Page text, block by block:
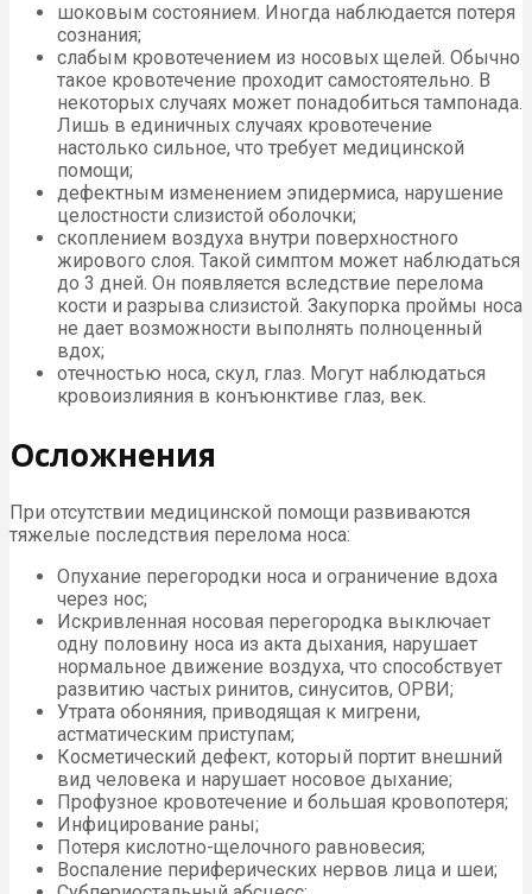
шоковым состоянием. Иногда наблюдается потеря
сознания;
слабым кровотечением из носовых щелей. Обычно
такое кровотечение проходит самостоятельно. В
некоторых случаях может понадобиться тампонада.
Лишь в единичных случаях кровотечение
настолько сильное, что требует медицинской
помощи;
дефектным изменением эпидермиса, нарушение
целостности слизистой оболочки;
скоплением воздуха внутри поверхностного
жирового слоя. Такой симптом может наблюдаться
до 3 дней. Он появляется вследствие перелома
кости и разрыва слизистой. Закупорка проймы носа
не дает возможности выполнять полноценный
вдох;
отечностью носа, скул, глаз. Могут наблюдаться
кровоизлияния в конъюнктиве глаз, век.
Осложнения
При отсутствии медицинской помощи развиваются
тяжелые последствия перелома носа:
Опухание перегородки носа и ограничение вдоха
через нос;
Искривленная носовая перегородка выключает
одну половину носа из акта дыхания, нарушает
нормальное движение воздуха, что способствует
развитию частых ринитов, синуситов, ОРВИ;
Утрата обоняния, приводящая к мигрени,
астматическим приступам;
Косметический дефект, который портит внешний
вид человека и нарушает носовое дыхание;
Профузное кровотечение и большая кровопотеря;
Инфицирование раны;
Потеря кислотно-щелочного равновесия;
Воспаление периферических нервов лица и шеи;